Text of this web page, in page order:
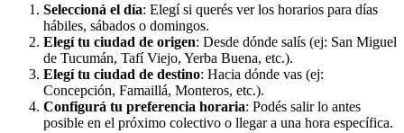
Seleccioná el día: Elegí si querés ver los horarios para días
hábiles, sábados o domingos.
Elegí tu ciudad de origen: Desde dónde salís (ej: San Miguel
de Tucumán, Tafí Viejo, Yerba Buena, etc.).
Elegí tu ciudad de destino: Hacia dónde vas (ej:
Concepción, Famaillá, Monteros, etc.).
Configurá tu preferencia horaria: Podés salir lo antes
posible en el próximo colectivo o llegar a una hora específica.